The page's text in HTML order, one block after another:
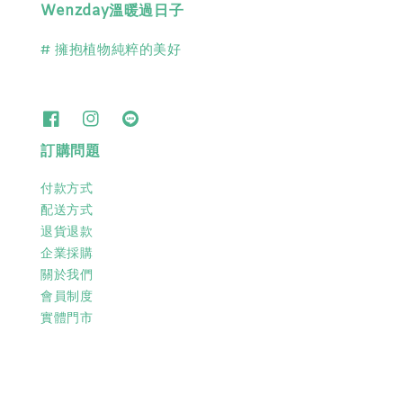
Wenzday溫暖過日子
# 擁抱植物純粹的美好
訂購問題
付款方式
配送方式
退貨退款
企業採購
關於我們
會員制度
實體門市